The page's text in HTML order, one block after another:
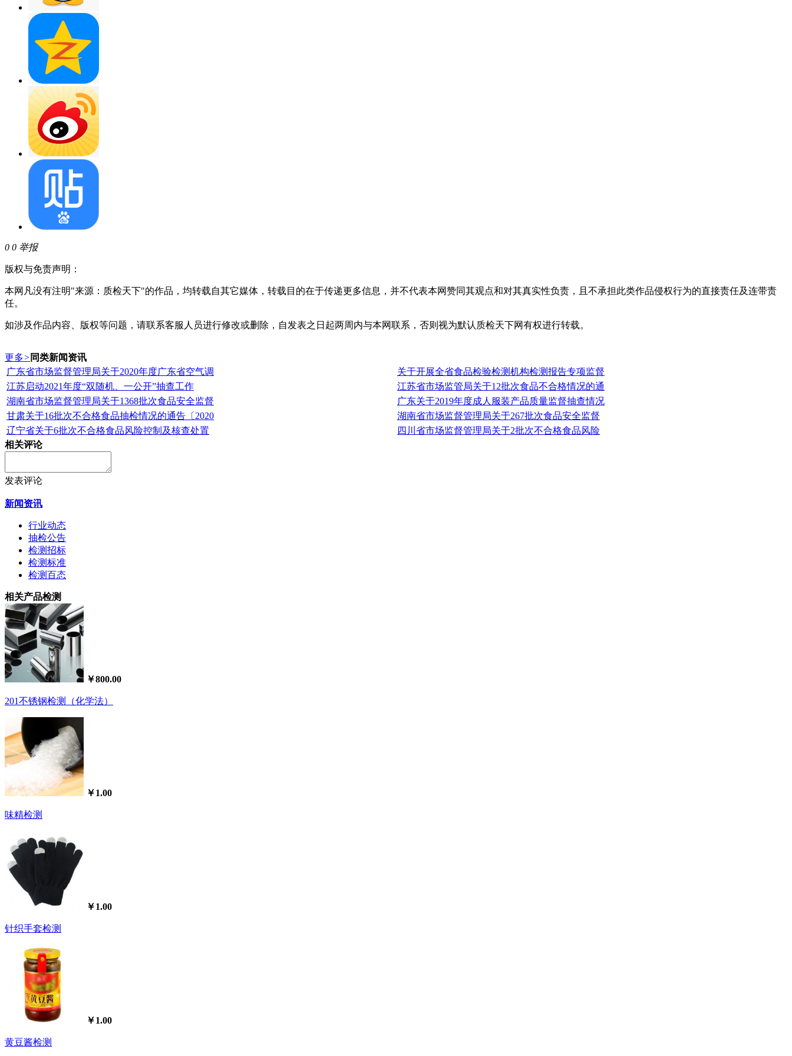
0 0 举报
版权与免责声明：
本网凡没有注明"来源：质检天下"的作品，均转载自其它媒体，转载目的在于传递更多信息，并不代表本网赞同其观点和对其真实性负责，且不承担此类作品侵权行为的直接责任及连带责
任。
如涉及作品内容、版权等问题，请联系客服人员进行修改或删除，自发表之日起两周内与本网联系，否则视为默认质检天下网有权进行转载。
更多> 同类新闻资讯
广东省市场监督管理局关于2020年度广东省空气调
关于开展全省食品检验检测机构检测报告专项监督
江苏启动2021年度“双随机、一公开”抽查工作
江苏省市场监管局关于12批次食品不合格情况的通
湖南省市场监督管理局关于1368批次食品安全监督
广东关于2019年度成人服装产品质量监督抽查情况
甘肃关于16批次不合格食品抽检情况的通告〔2020
湖南省市场监督管理局关于267批次食品安全监督
辽宁省关于6批次不合格食品风险控制及核查处置
四川省市场监督管理局关于2批次不合格食品风险
相关评论
发表评论
新闻资讯
行业动态
抽检公告
检测招标
检测标准
检测百态
相关产品检测
￥800.00
201不锈钢检测（化学法）
￥1.00
味精检测
￥1.00
针织手套检测
￥1.00
黄豆酱检测